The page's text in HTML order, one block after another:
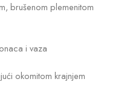
brušenom plemenitom
i vaza
okomitom krajnjem